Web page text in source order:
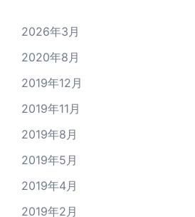
2026年3月
2020年8月
2019年12月
2019年11月
2019年8月
2019年5月
2019年4月
2019年2月